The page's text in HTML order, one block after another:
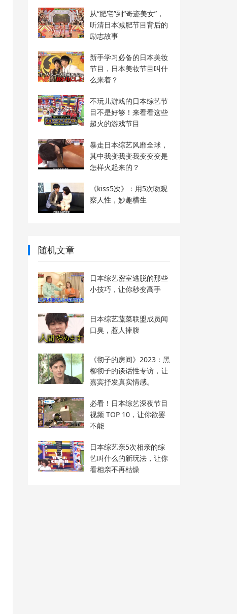
从“肥宅”到“奇迹美女”，
听清日本减肥节目背后的
励志故事
新手学习必备的日本美妆
节目，日本美妆节目叫什
么来着？
不玩儿游戏的日本综艺节
目不是好够！来看看这些
超火的游戏节目
暴走日本综艺风靡全球，
其中我变我变我变变变是
怎样火起来的？
《kiss5次》：用5次吻观
察人性，妙趣横生
随机文章
日本综艺密室逃脱的那些
小技巧，让你秒变高手
日本综艺蔬菜联盟成员闻
口臭，惹人捧腹
《彻子的房间》2023：黑
柳彻子的谈话性专访，让
嘉宾抒发真实情感。
必看！日本综艺深夜节目
视频 TOP 10，让你欲罢
不能
日本综艺亲5次相亲的综
艺叫什么的新玩法，让你
看相亲不再枯燥